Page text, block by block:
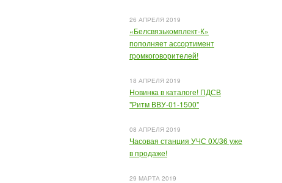
26 АПРЕЛЯ 2019
«Белсвязькомплект-К»
пополняет ассортимент
громкоговорителей!
18 АПРЕЛЯ 2019
Новинка в каталоге! ПДСВ
"Ритм ВВУ-01-1500"
08 АПРЕЛЯ 2019
Часовая станция УЧС 0Х/36 уже
в продаже!
29 МАРТА 2019